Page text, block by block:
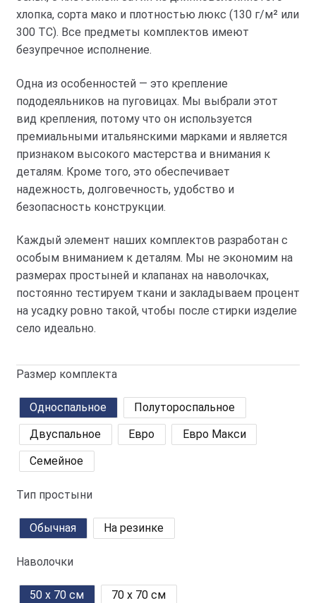
хлопка, сорта мако и плотностью люкс (130 г/м² или
300 ТС). Все предметы комплектов имеют
безупречное исполнение.
Одна из особенностей — это крепление
пододеяльников на пуговицах. Мы выбрали этот
вид крепления, потому что он используется
премиальными итальянскими марками и является
признаком высокого мастерства и внимания к
деталям. Кроме того, это обеспечивает
надежность, долговечность, удобство и
безопасность конструкции.
Каждый элемент наших комплектов разработан с
особым вниманием к деталям. Мы не экономим на
размерах простыней и клапанах на наволочках,
постоянно тестируем ткани и закладываем процент
на усадку ровно такой, чтобы после стирки изделие
село идеально.
Размер комплекта
Односпальное
Полутороспальное
Двуспальное
Евро
Евро Макси
Семейное
Тип простыни
Обычная На резинке
Наволочки
50 x 70 см 70 x 70 см